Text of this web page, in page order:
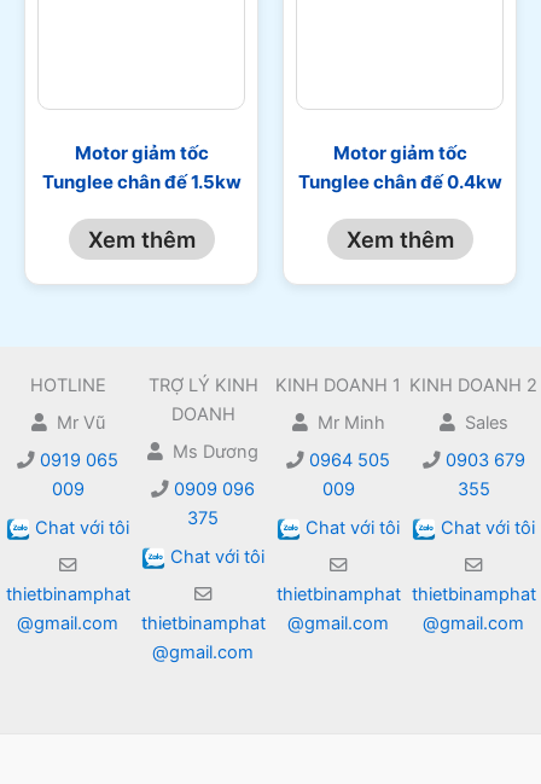
Motor giảm tốc
Tunglee chân đế 1.5kw
Xem thêm
Motor giảm tốc
Tunglee chân đế 0.4kw
Xem thêm
HOTLINE
Mr Vũ
0919 065
009
Chat với tôi
thietbinamphat
@gmail.com
TRỢ LÝ KINH
DOANH
Ms Dương
0909 096
375
Chat với tôi
thietbinamphat
@gmail.com
KINH DOANH 1
Mr Minh
0964 505
009
Chat với tôi
thietbinamphat
@gmail.com
KINH DOANH 2
Sales
0903 679
355
Chat với tôi
thietbinamphat
@gmail.com